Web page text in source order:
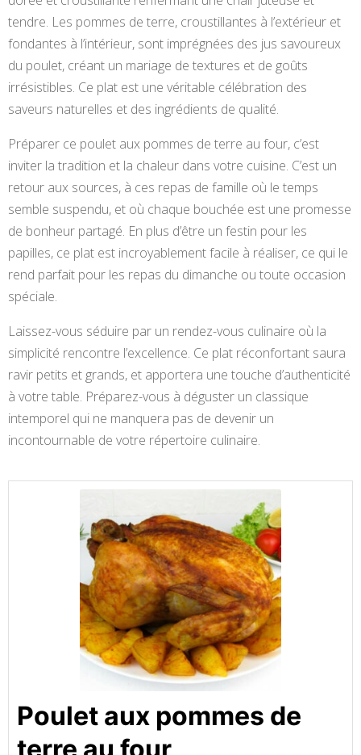
tendre. Les pommes de terre, croustillantes à l’extérieur et
fondantes à l’intérieur, sont imprégnées des jus savoureux
du poulet, créant un mariage de textures et de goûts
irrésistibles. Ce plat est une véritable célébration des
saveurs naturelles et des ingrédients de qualité.
Préparer ce poulet aux pommes de terre au four, c’est
inviter la tradition et la chaleur dans votre cuisine. C’est un
retour aux sources, à ces repas de famille où le temps
semble suspendu, et où chaque bouchée est une promesse
de bonheur partagé. En plus d’être un festin pour les
papilles, ce plat est incroyablement facile à réaliser, ce qui le
rend parfait pour les repas du dimanche ou toute occasion
spéciale.
Laissez-vous séduire par un rendez-vous culinaire où la
simplicité rencontre l’excellence. Ce plat réconfortant saura
ravir petits et grands, et apportera une touche d’authenticité
à votre table. Préparez-vous à déguster un classique
intemporel qui ne manquera pas de devenir un
incontournable de votre répertoire culinaire.
Poulet aux pommes de